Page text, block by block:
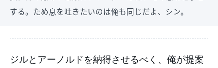
する。ため息を吐きたいのは俺も同じだよ、シン。
ジルとアーノルドを納得させるべく、俺が提案